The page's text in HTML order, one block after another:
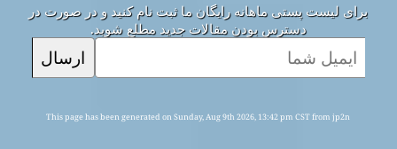
برای لیست پستی ماهانه رایگان ما ثبت نام کنید و در صورت در
دسترس بودن مقالات جدید مطلع شوید.
ارسال
This page has been generated on Sunday, Aug 9th 2026, 13:42 pm CST from jp2n